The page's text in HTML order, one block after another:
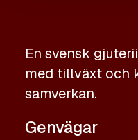
En svensk
med tillväxt och
samverkan.
Genvägar